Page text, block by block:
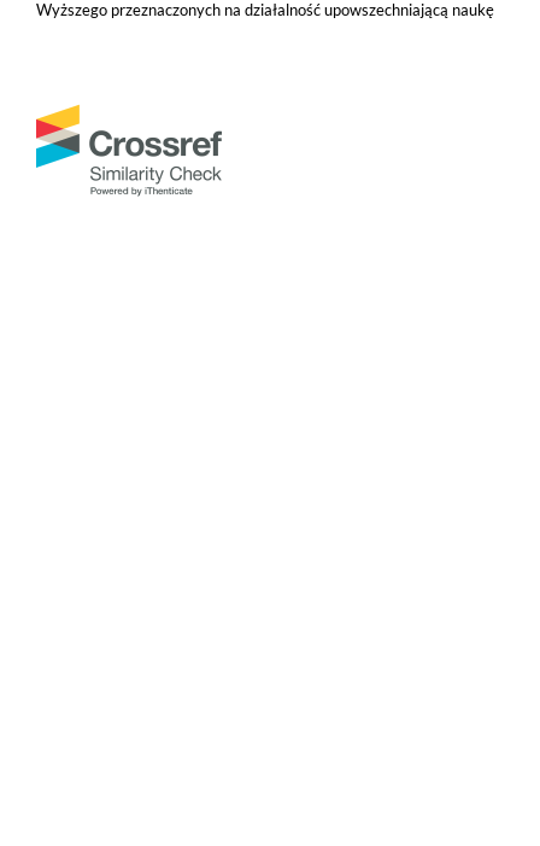
Wyższego przeznaczonych na działalność upowszechniającą naukę